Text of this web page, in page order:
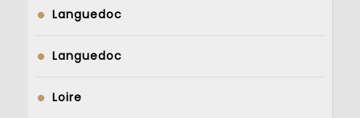
Languedoc
Languedoc
Loire